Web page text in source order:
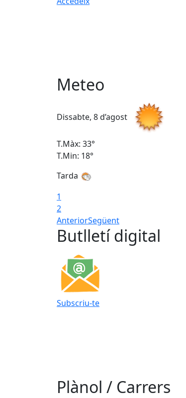
Meteo
Dissabte, 8 d’agost
T.Màx: 33°
T.Min: 18°
Tarda
1
2
AnteriorSegüent
Butlletí digital
Subscriu-te
Plànol / Carrers